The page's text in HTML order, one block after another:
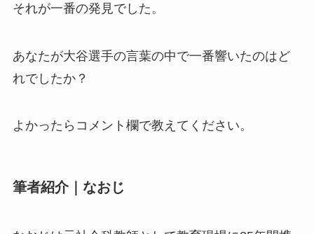
それが一番の発見でした。
あなたが大谷選手の言葉の中で一番響いたのはど
れでしたか？
よかったらコメント欄で教えてください。
筆者紹介｜なおじ